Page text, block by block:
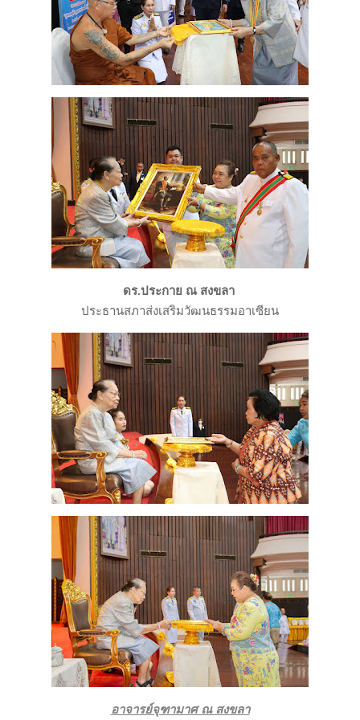
ดร.ประกาย ณ สงขลา
ประธานสภาส่งเสริมวัฒนธรรมอาเซียน
อาจารย์จุฑามาศ ณ สงขลา